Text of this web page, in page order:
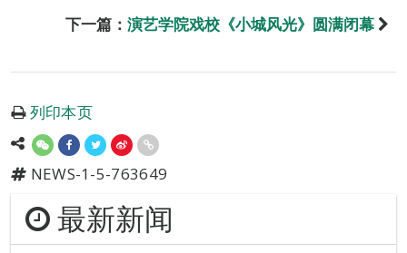
下一篇： 演艺学院戏校《小城风光》圆满闭幕
列印本页
NEWS-1-5-763649
最新新闻